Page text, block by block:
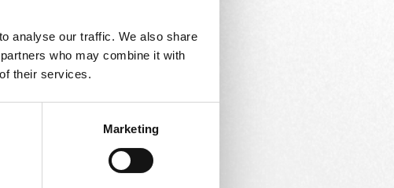
analyse our traffic. We also share
who may combine it with
their services.
Marketing
voren en Biondic kopte bij zijn
gelijkaardige actie van Ait
centraal en Biondic
probeerde het tien